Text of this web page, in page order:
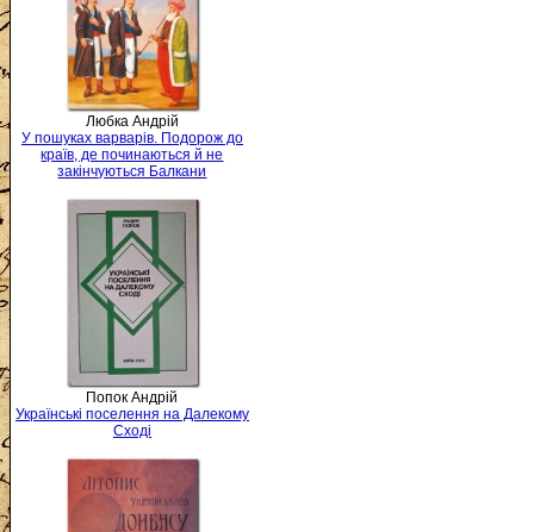
Любка Андрій
У пошуках варварів. Подорож до
країв, де починаються й не
закінчуються Балкани
Попок Андрій
Українські поселення на Далекому
Сході